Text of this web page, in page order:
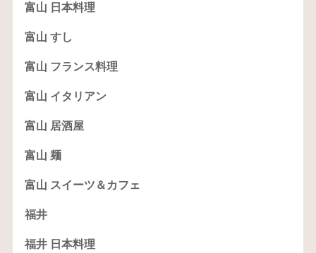
富山 日本料理
富山 すし
富山 フランス料理
富山 イタリアン
富山 居酒屋
富山 麺
富山 スイーツ＆カフェ
福井
福井 日本料理